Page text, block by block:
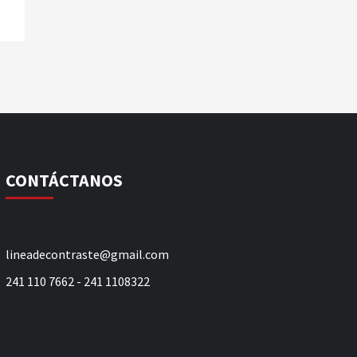
CONTÁCTANOS
lineadecontraste@gmail.com
241 110 7662 - 241 1108322